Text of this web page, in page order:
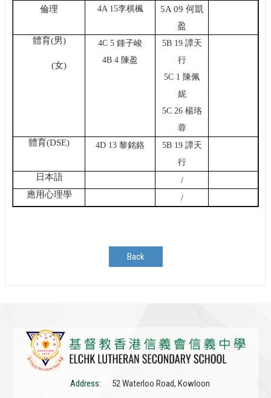
倫理 4A 15李棋楓
5A 09 何凱
盈
體育(男)
(女)
4C 5 鍾子峻
4B 4 陳盈
5B 19 譚天
行
5C 1 陳佩
妮
5C 26 楊珞
蓉
體育(DSE) 4D 13 黎銘鉻
5B 19 譚天
行
日本語
/
應用心理學
/
Back
Address:
52 Waterloo Road, Kowloon